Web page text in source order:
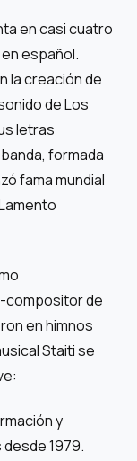
en casi cuatro
español.
la creación de
de Los
letras
formada
fama mundial
compositor de
en himnos
Staiti se
y
1979.